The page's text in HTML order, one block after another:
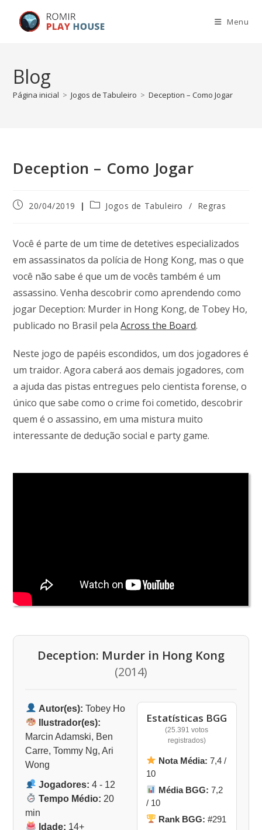
Menu
Blog
Página inicial > Jogos de Tabuleiro > Deception – Como Jogar
Deception – Como Jogar
20/04/2019 Jogos de Tabuleiro / Regras
Você é parte de um time de detetives especializados
em assassinatos da polícia de Hong Kong, mas o que
você não sabe é que um de vocês também é um
assassino. Venha descobrir como aprendendo como
jogar Deception: Murder in Hong Kong, de Tobey Ho,
publicado no Brasil pelaAcross the Board.
Neste jogo de papéis escondidos, um dos jogadores é
um traidor. Agora caberá aos demais jogadores, com
a ajuda das pistas entregues pelo cientista forense, o
único que sabe como o crime foi cometido, descobrir
quem é o assassino, em uma mistura muito
interessante de dedução social e party game.
Deception: Murder in Hong Kong
(2014)
Autor(es): Tobey Ho
Ilustrador(es):
Marcin Adamski, Ben
Carre, Tommy Ng, Ari
Wong
Jogadores: 4 - 12
Tempo Médio: 20
min
Idade: 14+
Estatísticas BGG
(25.391 votos
registrados)
Nota Média: 7,4 /
10
Média BGG: 7,2
/ 10
Rank BGG: #291